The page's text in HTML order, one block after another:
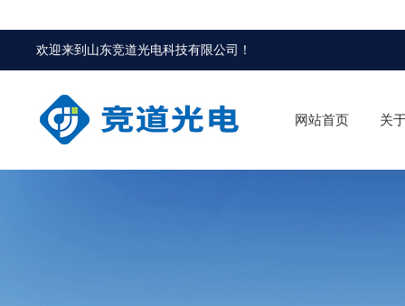
欢迎来到 山东竞道光电科技有限公司 ！
网站首页 关